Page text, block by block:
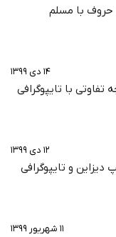
حروف با مسلم
۱۴ دی ۱۳۹۹
با تایپوگرافی
۱۲ دی ۱۳۹۹
و تایپوگرافی
۱۱ شهریور ۱۳۹۹